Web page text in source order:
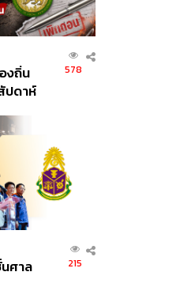
งถิ่น
ปดาห์
578
ศาล
215